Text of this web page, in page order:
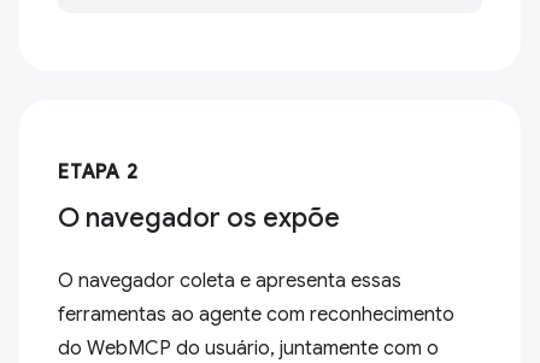
ETAPA 2
O navegador os expõe
O navegador coleta e apresenta essas
ferramentas ao agente com reconhecimento
do WebMCP do usuário, juntamente com o